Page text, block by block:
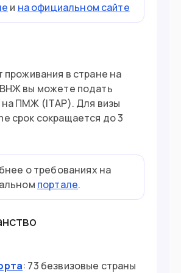
и на официальном сайте
проживания в стране на
вы можете подать
ПМЖ (ITAP). Для визы
срок сокращается до 3
о требованиях на
портале.
: 73 безвизовые страны